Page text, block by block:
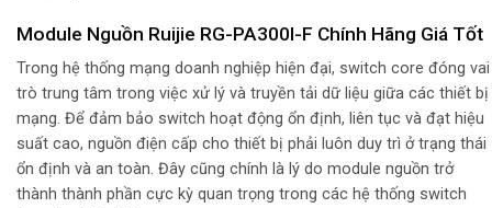
Module Nguồn Ruijie RG-PA300I-F Chính Hãng Giá Tốt
Trong hệ thống mạng doanh nghiệp hiện đại, switch core đóng vai
trò trung tâm trong việc xử lý và truyền tải dữ liệu giữa các thiết bị
mạng. Để đảm bảo switch hoạt động ổn định, liên tục và đạt hiệu
suất cao, nguồn điện cấp cho thiết bị phải luôn duy trì ở trạng thái
ổn định và an toàn. Đây cũng chính là lý do module nguồn trở
thành thành phần cực kỳ quan trọng trong các hệ thống switch